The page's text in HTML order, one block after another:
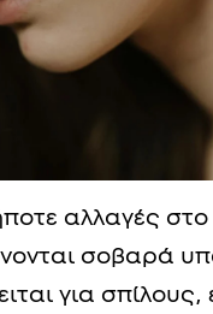
αλλαγές
σοβαρά
για